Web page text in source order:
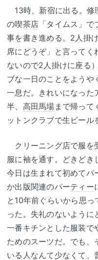
13時、新宿に出る。修
の喫茶店 「タイムス」で
事を書き進める。2人掛
席にどうぞ」と言ってく
ないので2人掛けに座る
ブな一日のことをようや
一息だ。きれいになった
半、 高田馬場 まで帰って
ットンクラブで生ビール
クリーニング店で服を
服に袖を通す。どきどき
今日は生まれて初めてパ
か出版関連のパーティー
と10年前ぐらいから思
った。失礼のないよう
一番キチンとした服装で
ためのスーツだ。でも、
いる人なんて少なくて、